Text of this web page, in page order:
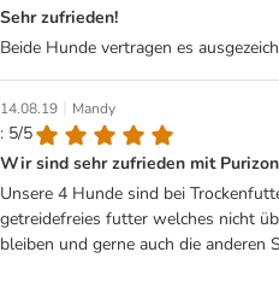
Sehr zufrieden!
Beide Hunde vertragen es
14.08.19 | Mandy
: 5/5
Wir sind sehr zufrieden mit
Unsere 4 Hunde sind bei
getreidefreies futter welches nicht
bleiben und gerne auch die